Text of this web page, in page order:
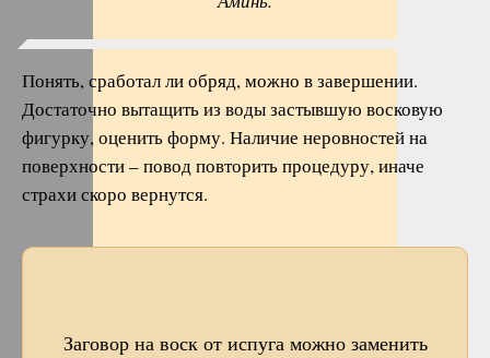
Понять, сработал ли обряд, можно в завершении.
Достаточно вытащить из воды застывшую восковую
фигурку, оценить форму. Наличие неровностей на
поверхности – повод повторить процедуру, иначе
страхи скоро вернутся.
Заговор на воск от испуга можно заменить